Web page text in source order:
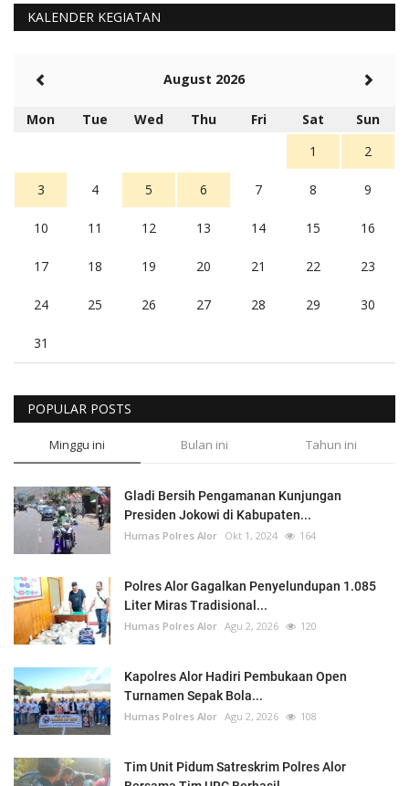
KALENDER KEGIATAN
August 2026
Mon Tue Wed Thu Fri Sat
Sun
1
2
3 4 5 6 7 8 9
10 11 12 13 14 15 16
17 18 19 20 21 22 23
24 25 26 27 28 29 30
31
POPULAR POSTS
Minggu ini Bulan ini Tahun ini
Gladi Bersih Pengamanan Kunjungan
Presiden Jokowi di Kabupaten...
Humas Polres Alor Okt 1, 2024 164
Polres Alor Gagalkan Penyelundupan 1.085
Liter Miras Tradisional...
Humas Polres Alor Agu 2, 2026 120
Kapolres Alor Hadiri Pembukaan Open
Turnamen Sepak Bola...
Humas Polres Alor Agu 2, 2026 108
Tim Unit Pidum Satreskrim Polres Alor